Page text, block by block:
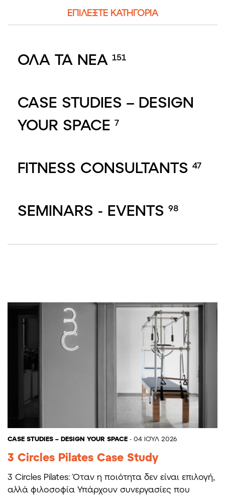
ΕΠΙΛΕΞΤΕ ΚΑΤΗΓΟΡΙΑ
ΟΛΑ ΤΑ ΝΕΑ 151
CASE STUDIES – DESIGN
YOUR SPACE 7
FITNESS CONSULTANTS 47
SEMINARS - EVENTS 98
CASE STUDIES – DESIGN YOUR SPACE - 04 ΙΟΎΛ 2026
3 Circles Pilates Case Study
3 Circles Pilates: Όταν η ποιότητα δεν είναι επιλογή,
αλλά φιλοσοφία Υπάρχουν συνεργασίες που